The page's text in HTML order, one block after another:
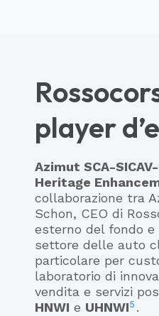
player
Azimut SCA-
Heritage
collaborazione tra
Schon, CEO di
esterno del fondo
settore delle auto
particolare per
laboratorio di
vendita e servizi
HNWI e UHNWI5 .